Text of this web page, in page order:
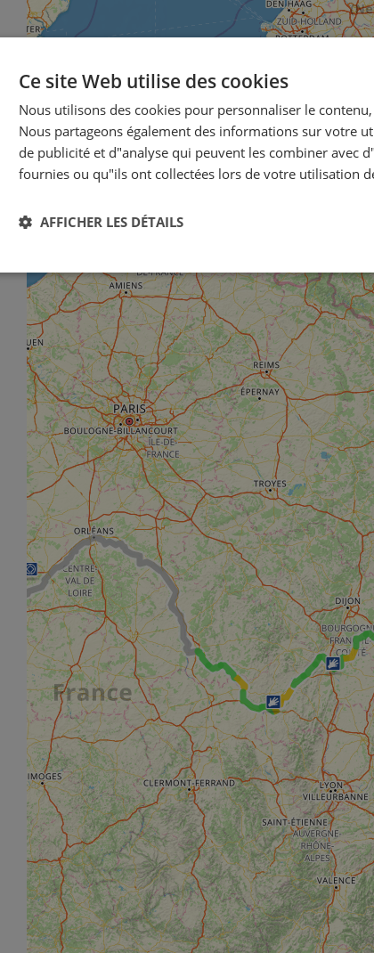
Ce site Web utilise des cookies
Nous utilisons des cookies pour personnaliser le
Nous partageons également des informations sur votre
de publicité et d"analyse qui peuvent les combiner avec
fournies ou qu"ils ont collectées lors de votre utilisation
AFFICHER LES DÉTAILS
Strictement
nécessaires
Performance Ciblage
Strictement nécessaires Performance Ciblage
Les cookies strictement nécessaires habilitent des fonctionnalités de
la gestion des comptes. Le site Web ne peut pas être utilisé correctement
Nom
Fournisseur /
Domaine
Expiration Description
csrftoken .instagram.com
1 an 1
mois
This
platform
at
cf_chl_rc_i
Cloudflare, Inc.
gleam.io
59
minutes
42
secondes
This cookie
tests,
legitimate
__cf_bm
Cloudflare Inc.
.vimeo.com
29
minutes
50
secondes
This
This is
on the use
__cf_bm
Cloudflare Inc.
.gleam.io
29
minutes
secondes
This
This is
on the use
AWSALBCORS
Amazon.com Inc.
analytics.sitewit.com
1 semaine
For
Chromium
for each of
ASP.NET_SessionId
Microsoft
Corporation
analytics.sitewit.com
Session
General
with
maintain
li_gc
LinkedIn
Corporation
.linkedin.com
5 mois 4
semaines
Utilisé
cookies à
CookieScriptConsent
CookieScript
11 mois 4
semaines
Ce cookie
mémoriser
Politique de